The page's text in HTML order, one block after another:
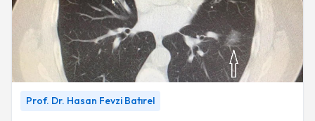
Hasan Fevzi Batırel
Prof. Dr. Hasan Fevzi Batırel